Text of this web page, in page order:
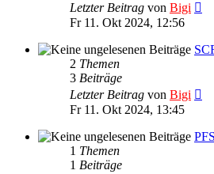
Letzter Beitrag von Bigi
Fr 11. Okt 2024, 12:56
2 Themen
3 Beiträge
Letzter Beitrag von Bigi
Fr 11. Okt 2024, 13:45
1 Themen
1 Beiträge